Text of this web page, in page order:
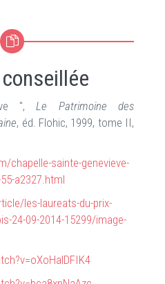
",Le Patrimoine des
, éd. Flohic, 1999, tome II,
chapelle-sainte-genevieve-
a2327.html
les-laureats-du-prix-
24-09-2014-15299/image-